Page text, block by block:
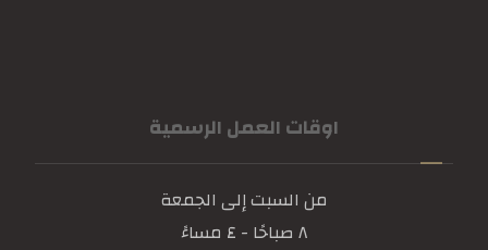
اوقات العمل الرسمية
من السبت إلى الجمعة
٨ صباحًا - ٤ مساءً